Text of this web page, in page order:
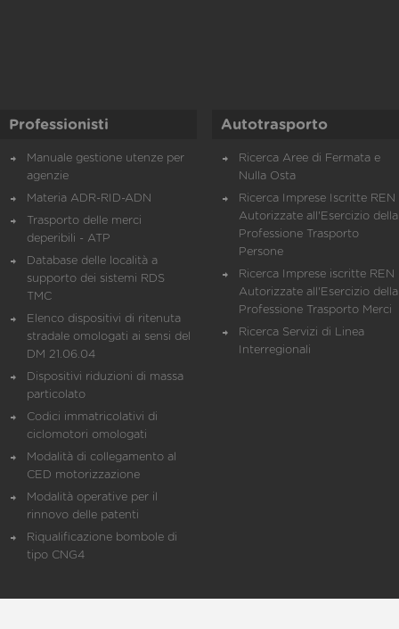
Professionisti
Manuale gestione utenze per
agenzie
Materia ADR-RID-ADN
Trasporto delle merci
deperibili - ATP
Database delle località a
supporto dei sistemi RDS
TMC
Elenco dispositivi di ritenuta
stradale omologati ai sensi del
DM 21.06.04
Dispositivi riduzioni di massa
particolato
Codici immatricolativi di
ciclomotori omologati
Modalità di collegamento al
CED motorizzazione
Modalità operative per il
rinnovo delle patenti
Riqualificazione bombole di
tipo CNG4
Autotrasporto
Ricerca Aree di Fermata e
Nulla Osta
Ricerca Imprese Iscritte REN
Autorizzate all'Esercizio della
Professione Trasporto
Persone
Ricerca Imprese iscritte REN
Autorizzate all'Esercizio della
Professione Trasporto Merci
Ricerca Servizi di Linea
Interregionali